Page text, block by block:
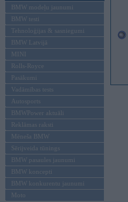
BMW modeļu jaunumi
BMW testi
Tehnoloģijas & sasniegumi
BMW Latvijā
MINI
Rolls-Royce
Pasākumi
Vadāmības tests
Autosports
BMWPower aktuāli
Reklāmas raksti
Mēneša BMW
Sērijveida tūnings
BMW pasaules jaunumi
BMW koncepti
BMW konkurentu jaunumi
Moto